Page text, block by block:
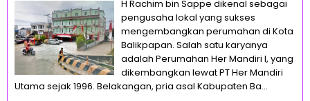
H Rachim bin Sappe dikenal sebagai
pengusaha lokal yang sukses
mengembangkan perumahan di Kota
Balikpapan. Salah satu karyanya
adalah Perumahan Her Mandiri I, yang
dikembangkan lewat PT Her Mandiri
Utama sejak 1996. Belakangan, pria asal Kabupaten Ba...